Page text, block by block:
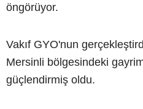
öngörüyor.
Vakıf GYO'nun
Mersinli bölgesindeki
güçlendirmiş oldu.